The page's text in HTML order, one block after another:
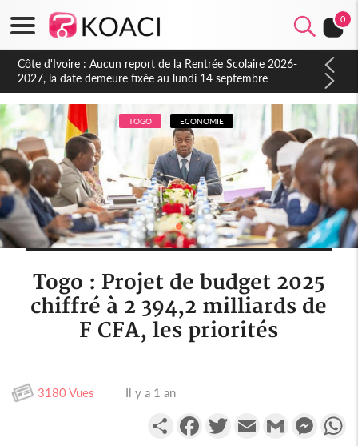
0
Côte d'Ivoire : Indépendance à Blahou, le sous-préfet : « La
fête nous invite à mesurer le chemin parcouru et à renouveler
notre engagement collectif en faveur du développement »
TOGO ECONOMIE
Togo : Projet de budget 2025
chiffré à 2 394,2 milliards de
F CFA, les priorités
3180 Vues Il y a 1 an
PartagerFacebookTwitterEmail Gmail